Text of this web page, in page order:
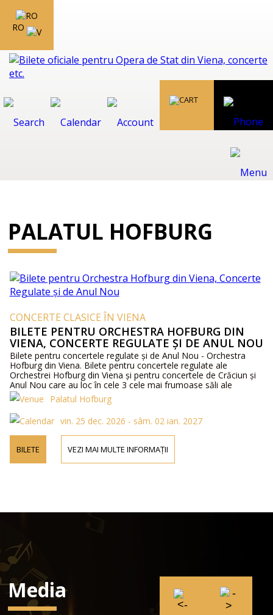
RO
PALATUL HOFBURG
CONCERTE CLASICE ÎN VIENA
BILETE PENTRU ORCHESTRA HOFBURG DIN
VIENA, CONCERTE REGULATE ȘI DE ANUL NOU
Bilete pentru concertele regulate și de Anul Nou - Orchestra
Hofburg din Viena. Bilete pentru concertele regulate ale
Orchestrei Hofburg din Viena și pentru concertele de Crăciun și
Anul Nou care au loc în cele 3 cele mai frumoase săli ale
fostului Palat Imperial Hofburg.
Palatul Hofburg
vin. 25 dec. 2026 - sâm. 02 ian. 2027
BILETE VEZI MAI MULTE INFORMAȚII
Media